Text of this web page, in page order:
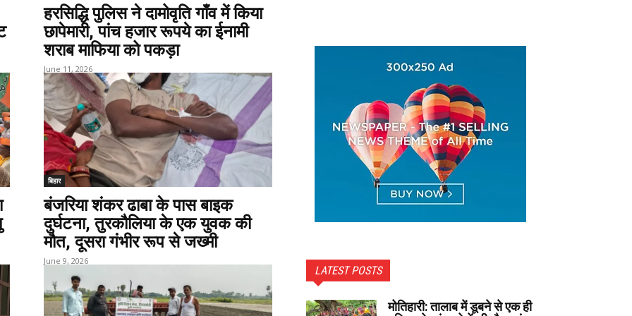
हरसिद्धि पुलिस ने दामोवृति गाँव में किया
छापेमारी, पांच हजार रूपये का ईनामी
शराब माफिया को पकड़ा
June 11, 2026
बिहार
बंजरिया शंकर ढाबा के पास बाइक
दुर्घटना, तुरकौलिया के एक युवक की
मौत, दूसरा गंभीर रूप से जख्मी
June 9, 2026
LATEST POSTS
मोतिहारी: तालाब में डूबने से एक ही